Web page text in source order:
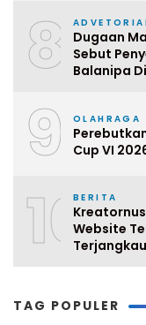
8
Dugaan
Sebut
Balanipa
9 OLAHRAGA
Cup VI
10BERITA
Website
Terjangkau
TAG POPULER